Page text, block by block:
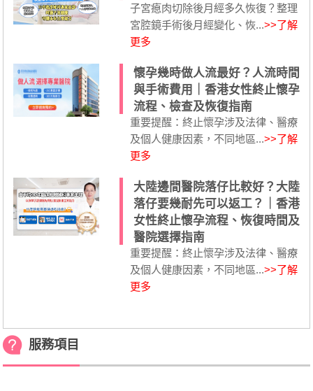
子宮瘜肉切除後月經多久恢復？整理
宮腔鏡手術後月經變化、恢...>>了解
更多
懷孕幾時做人流最好？人流時間
與手術費用｜香港女性終止懷孕
流程、檢查及恢復指南
重要提醒：終止懷孕涉及法律、醫療
及個人健康因素，不同地區...>>了解
更多
大陸邊間醫院落仔比較好？大陸
落仔要幾耐先可以返工？｜香港
女性終止懷孕流程、恢復時間及
醫院選擇指南
重要提醒：終止懷孕涉及法律、醫療
及個人健康因素，不同地區...>>了解
更多
服務項目